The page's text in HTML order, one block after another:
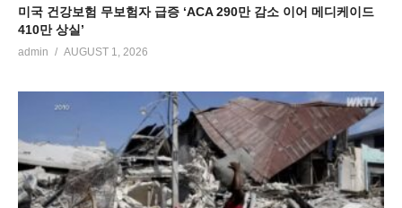
미국 건강보험 무보험자 급증 ‘ACA 290만 감소 이어 메디케이드
410만 상실’
admin AUGUST 1, 2026